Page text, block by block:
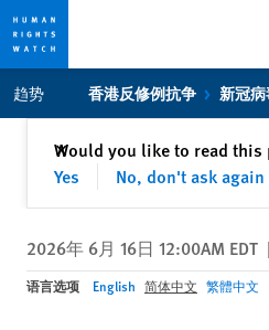
Skip
to
privacy
Skip
to
content
趋势 香港反修例抗争 新冠
Would you like to read this
Yes
No, don't ask again
✕关闭
2026年 6月 16日 12:00AM EDT |
语言选项 English 简体中文 繁體中文